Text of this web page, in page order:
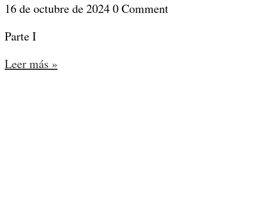
16 de octubre de 20240 Comment
Parte I
Leer más »